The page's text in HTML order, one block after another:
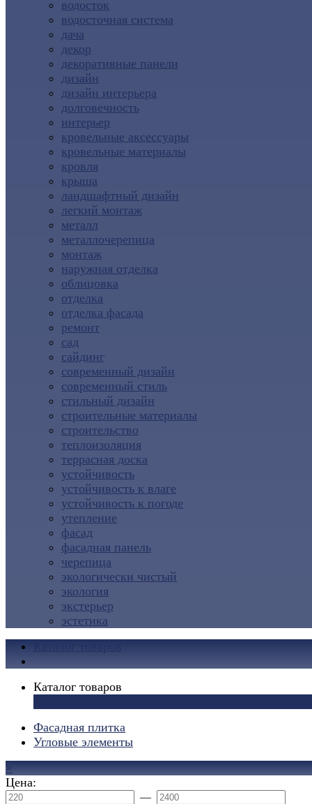
водосток
водосточная система
дача
декор
декоративные панели
дизайн
дизайн интерьера
долговечность
интерьер
кровельные аксессуары
кровельные материалы
кровля
крыша
ландшафтный дизайн
легкий монтаж
металл
металлочерепица
монтаж
наружная отделка
облицовка
отделка
отделка фасада
ремонт
сад
сайдинг
современный дизайн
современный стиль
стильный дизайн
строительные материалы
строительство
теплоизоляция
террасная доска
устойчивость
устойчивость к влаге
устойчивость к погоде
утепление
фасад
фасадная панель
черепица
экологически чистый
экология
экстерьер
эстетика
Каталог товаров
Фасадная плитка
Угловые элементы
×
Цена:
—